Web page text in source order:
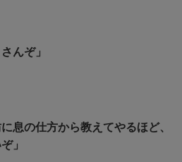
んぞ」
息の仕方から教えてやるほど、
」